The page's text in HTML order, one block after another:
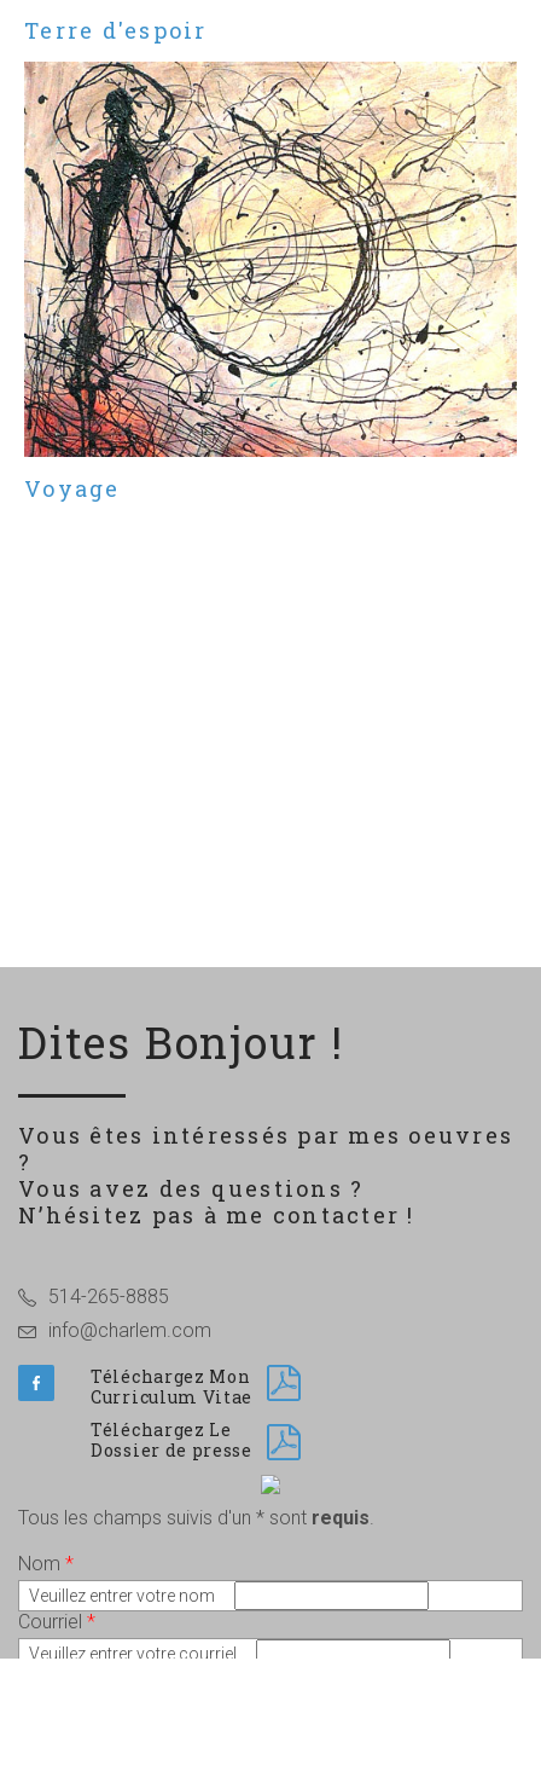
Terre d'espoir
Voyage
Dites Bonjour !
Vous êtes intéressés par mes oeuvres
?
Vous avez des questions ?
N’hésitez pas à me contacter !
514-265-8885
info@charlem.com
Téléchargez Mon
Curriculum Vitae
Téléchargez Le
Dossier de presse
Tous les champs suivis d'un * sont requis.
Nom *
Veuillez entrer votre nom
Courriel *
Veuillez entrer votre courriel